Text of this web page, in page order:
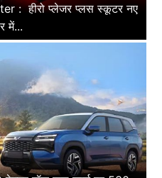
: हीरो प्लेजर प्लस स्कूटर नए
में...